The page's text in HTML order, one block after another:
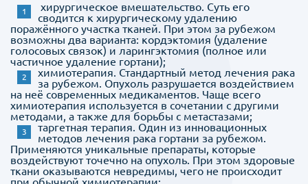
хирургическое вмешательство. Суть его
сводится к хирургическому удалению
поражённого участка тканей. При этом за рубежом
возможны два варианта: кордэктомия (удаление
голосовых связок) и ларингэктомия (полное или
частичное удаление гортани);
химиотерапия. Стандартный метод лечения рака
за рубежом. Опухоль разрушается воздействием
на неё современных медикаментов. Чаще всего
химиотерапия используется в сочетании с другими
методами, а также для борьбы с метастазами;
таргетная терапия. Один из инновационных
методов лечения рака гортани за рубежом.
Применяются уникальные препараты, которые
воздействуют точечно на опухоль. При этом здоровые
ткани оказываются невредимы, чего не происходит